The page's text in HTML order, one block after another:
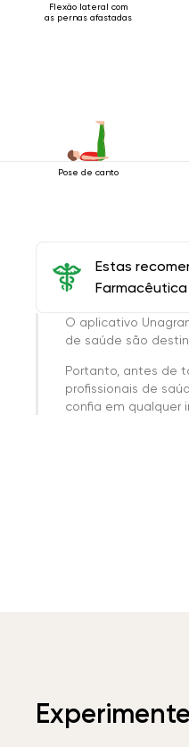
Flexão lateral com
as pernas afastadas
Pose de canto
Estas
O aplicativo
de saúde são
Portanto, antes de
profissionais de
confia em qualquer